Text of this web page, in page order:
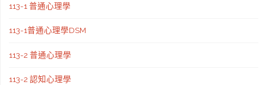
113-1 普通心理學
113-1普通心理學DSM
113-2 普通心理學
113-2 認知心理學